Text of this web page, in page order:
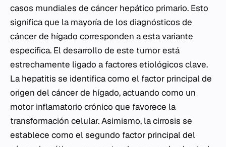
casos mundiales de cáncer hepático primario. Esto
significa que la mayoría de los diagnósticos de
cáncer de hígado corresponden a esta variante
específica. El desarrollo de este tumor está
estrechamente ligado a factores etiológicos clave.
La hepatitis se identifica como el factor principal de
origen del cáncer de hígado, actuando como un
motor inflamatorio crónico que favorece la
transformación celular. Asimismo, la cirrosis se
establece como el segundo factor principal del